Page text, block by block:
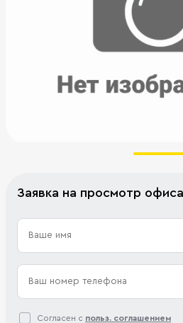
Заявка на просмотр офиса
Согласен с польз. соглашением